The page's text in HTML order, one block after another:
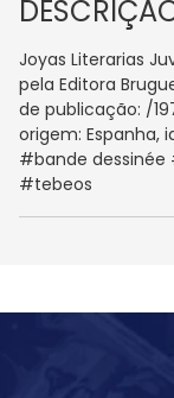
Joyas Literarias
pela Editora
de publicação: /
origem: Espanha,
#bande
#tebeos